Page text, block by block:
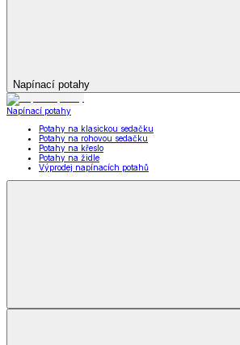
Napínací potahy
Napínací potahy
Potahy na klasickou sedačku
Potahy na rohovou sedačku
Potahy na křeslo
Potahy na židle
Výprodej napínacích potahů